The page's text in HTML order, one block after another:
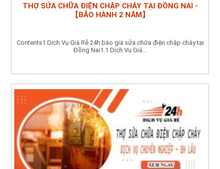
THỢ SỬA CHỮA ĐIỆN CHẬP CHÁY TẠI ĐỒNG NAI -
【BẢO HÀNH 2 NĂM】
Contents1 Dịch Vụ Giá Rẻ 24h báo giá sửa chữa điện chập cháy tại
Đồng Nai1.1 Dịch Vụ Giá...